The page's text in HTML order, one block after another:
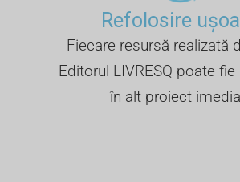
Refolosire
Fiecare resursă realizată
Editorul LIVRESQ poate
în alt proiect